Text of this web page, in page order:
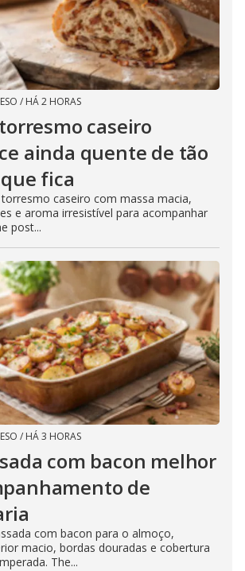
/ HÁ 2 HORAS
caseiro
ainda quente de tão
fica
caseiro com massa macia,
e aroma irresistível para acompanhar
post...
/ HÁ 3 HORAS
com bacon melhor
de
com bacon para o almoço,
macio, bordas douradas e cobertura
The...